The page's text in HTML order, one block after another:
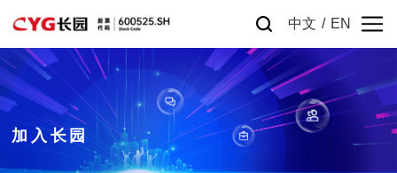
中文 / EN
加入长园